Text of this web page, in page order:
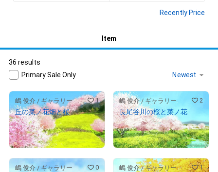
Recently Price
Item
36 results
Primary Sale Only
嶋 俊介 / ギャラリー 1
丘の菜ノ花畑と桜
¥1,000 ($6.34)
Primary Sale
嶋 俊介 / ギャラリー 2
長尾谷川の桜と菜ノ花
¥1,000 ($ 6.34)
Primary Sale
嶋 俊介 / ギャラリー 0 嶋 俊介 / ギャラリー 1